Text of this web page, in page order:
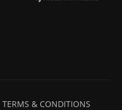
TERMS & CONDITIONS